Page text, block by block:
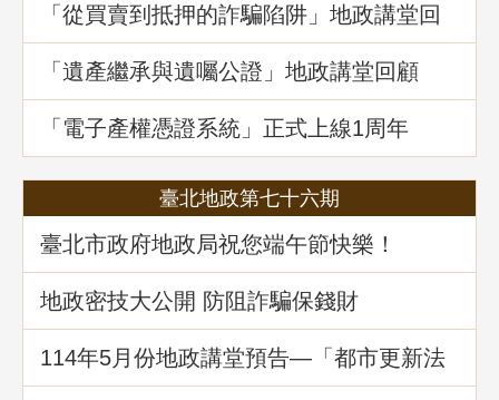
「從買賣到抵押的詐騙陷阱」地政講堂回
顧
「遺產繼承與遺囑公證」地政講堂回顧
「電子產權憑證系統」正式上線1周年
臺北地政第七十六期
臺北市政府地政局祝您端午節快樂！
地政密技大公開 防阻詐騙保錢財
114年5⽉份地政講堂預告—「都市更新法
理與實務」